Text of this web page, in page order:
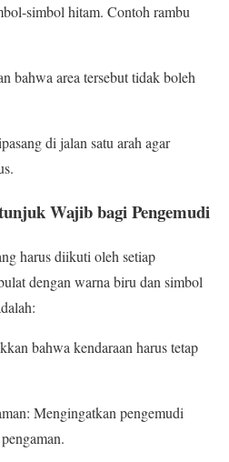
simbol hitam. Contoh rambu
bahwa area tersebut tidak boleh
di jalan satu arah agar
Wajib bagi Pengemudi
harus diikuti oleh setiap
dengan warna biru dan simbol
bahwa kendaraan harus tetap
Mengingatkan pengemudi